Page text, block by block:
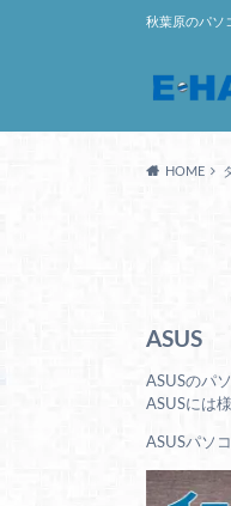
秋葉原のパソ
HOME
ASUS
ASUSのパ
ASUSには
ASUSパソ